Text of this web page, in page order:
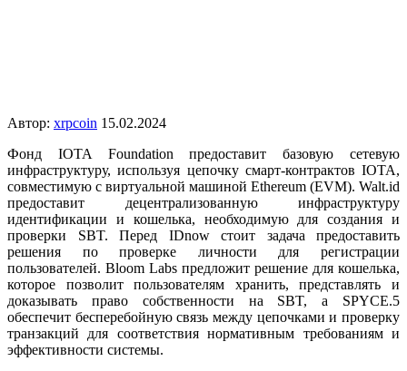
Автор: xrpcoin 15.02.2024
Фонд IOTA Foundation предоставит базовую сетевую
инфраструктуру, используя цепочку смарт-контрактов IOTA,
совместимую с виртуальной машиной Ethereum (EVM). Walt.id
предоставит децентрализованную инфраструктуру
идентификации и кошелька, необходимую для создания и
проверки SBT. Перед IDnow стоит задача предоставить
решения по проверке личности для регистрации
пользователей. Bloom Labs предложит решение для кошелька,
которое позволит пользователям хранить, представлять и
доказывать право собственности на SBT, а SPYCE.5
обеспечит бесперебойную связь между цепочками и проверку
транзакций для соответствия нормативным требованиям и
эффективности системы.